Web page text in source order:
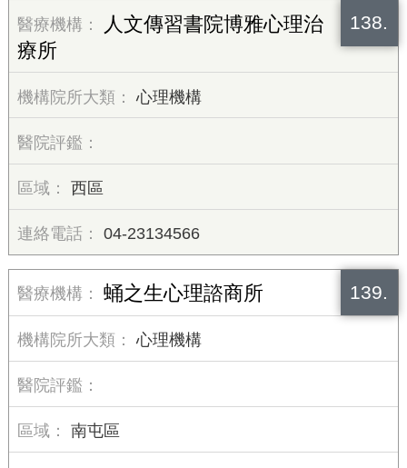
138.
人文傳習書院博雅心理治
療所
心理機構
西區
04-23134566
139.
蛹之生心理諮商所
心理機構
南屯區